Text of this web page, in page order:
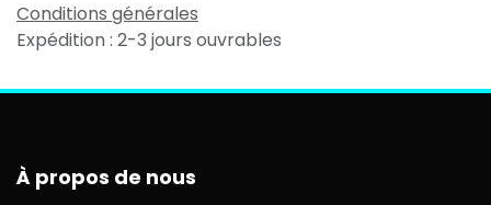
Conditions générales
Expédition : 2-3 jours ouvrables
À propos de nous